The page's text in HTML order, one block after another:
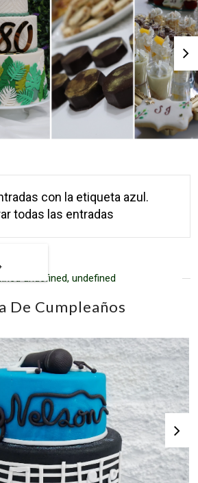
con la etiqueta azul .
todas las entradas
undefined, undefined
De Cumpleaños